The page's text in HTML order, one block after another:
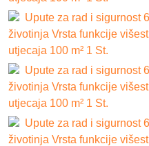
Upute za rad i sigurnost
životinja Vrsta funkcije
utjecaja 100 m² 1 St.
Upute za rad i sigurnost
životinja Vrsta funkcije
utjecaja 100 m² 1 St.
Upute za rad i sigurnost
životinja Vrsta funkcije